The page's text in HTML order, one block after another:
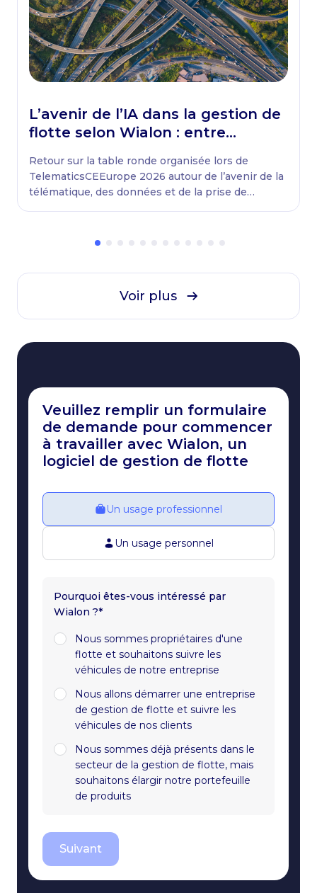
L’avenir de l’IA dans la gestion de
flotte selon Wialon : entre
terrain
Retour sur la table ronde organisée lors de
TelematicsCEEurope 2026 autour de l’avenir de la
télématique, des données et de la prise de
Voir plus
Veuillez remplir un formulaire
de demande pour commencer
à travailler avec Wialon, un
logiciel de gestion de flotte
Un usage professionnel
Un usage personnel
Pourquoi êtes-vous intéressé par
Wialon ?*
Nous sommes propriétaires d'une
flotte et souhaitons suivre les
véhicules de notre entreprise
Nous allons démarrer une entreprise
de gestion de flotte et suivre les
véhicules de nos clients
Nous sommes déjà présents dans le
secteur de la gestion de flotte, mais
souhaitons élargir notre portefeuille
de produits
Suivant